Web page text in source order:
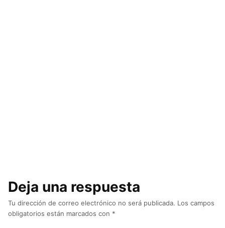
Deja una respuesta
Tu dirección de correo electrónico no será publicada. Los campos
obligatorios están marcados con *